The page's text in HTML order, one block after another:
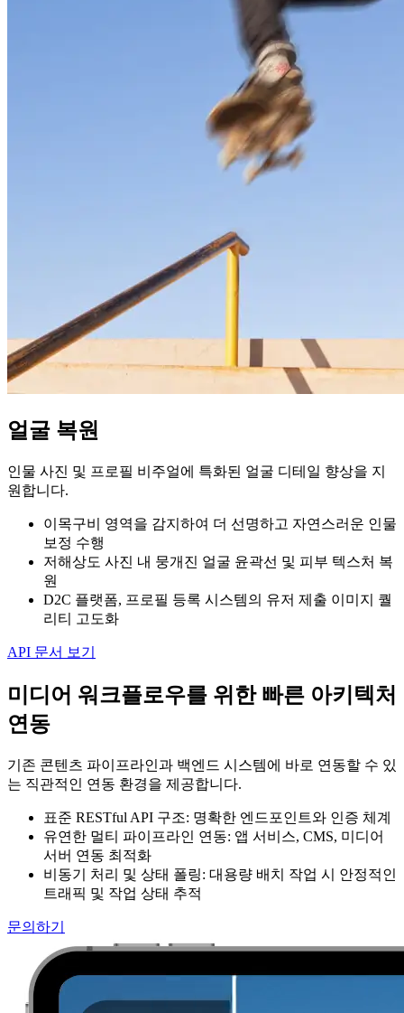
얼굴 복원
인물 사진 및 프로필 비주얼에 특화된 얼굴 디테일 향상을 지
원합니다.
이목구비 영역을 감지하여 더 선명하고 자연스러운 인물
보정 수행
저해상도 사진 내 뭉개진 얼굴 윤곽선 및 피부 텍스처 복
원
D2C 플랫폼, 프로필 등록 시스템의 유저 제출 이미지 퀄
리티 고도화
API 문서 보기
미디어 워크플로우를 위한 빠른 아키텍처
연동
기존 콘텐츠 파이프라인과 백엔드 시스템에 바로 연동할 수 있
는 직관적인 연동 환경을 제공합니다.
표준 RESTful API 구조: 명확한 엔드포인트와 인증 체계
유연한 멀티 파이프라인 연동: 앱 서비스, CMS, 미디어
서버 연동 최적화
비동기 처리 및 상태 폴링: 대용량 배치 작업 시 안정적인
트래픽 및 작업 상태 추적
문의하기